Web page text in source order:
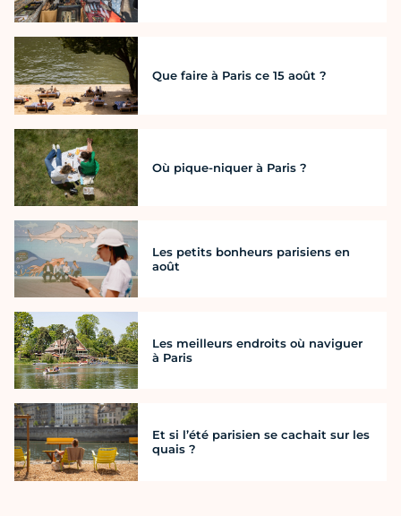
Que faire à Paris ce 15 août ?
Où pique-niquer à Paris ?
Les petits bonheurs parisiens en
août
Les meilleurs endroits où naviguer
à Paris
Et si l’été parisien se cachait sur les
quais ?